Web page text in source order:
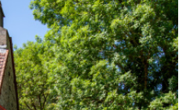
VENTES